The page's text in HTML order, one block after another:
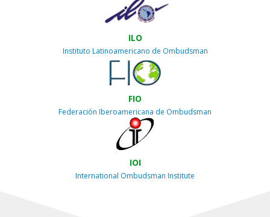
ILO
Instituto Latinoamericano de Ombudsman
FIO
Federación Iberoamericana de Ombudsman
IOI
International Ombudsman Institute